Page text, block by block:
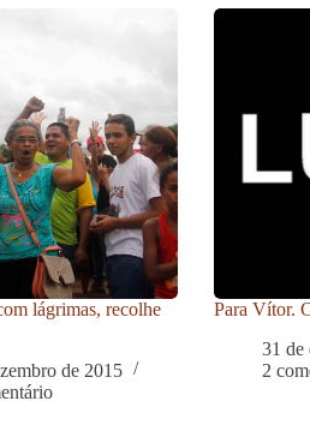
lágrimas, recolhe
de 2015
Para Vítor.
31 de
2